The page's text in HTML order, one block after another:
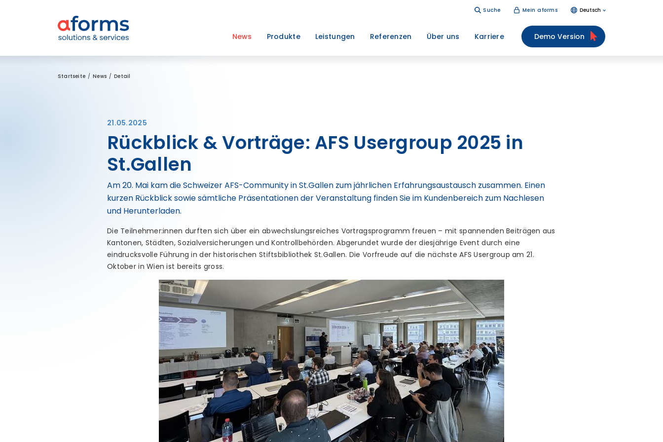
Suche Mein aforms Deutsch
News Produkte Leistungen Referenzen Über uns Karriere Demo Version
Startseite News Detail
21.05.2025
Rückblick & Vorträge: AFS Usergroup 2025 in
St.Gallen
Am 20. Mai kam die Schweizer AFS-Community in St.Gallen zum jährlichen Erfahrungsaustausch zusammen. Einen
kurzen Rückblick sowie sämtliche Präsentationen der Veranstaltung finden Sie im Kundenbereich zum Nachlesen
und Herunterladen.
Die Teilnehmer:innen durften sich über ein abwechslungsreiches Vortragsprogramm freuen – mit spannenden Beiträgen aus
Kantonen, Städten, Sozialversicherungen und Kontrollbehörden. Abgerundet wurde der diesjährige Event durch eine
eindrucksvolle Führung in der historischen Stiftsbibliothek St.Gallen. Die Vorfreude auf die nächste AFS Usergroup am 21.
Oktober in Wien ist bereits gross.